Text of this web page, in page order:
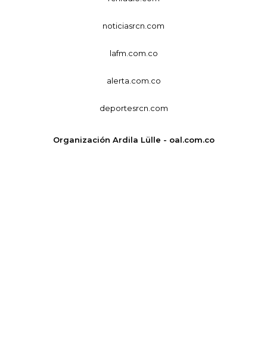
noticiasrcn.com
lafm.com.co
alerta.com.co
deportesrcn.com
Organización Ardila Lülle - oal.com.co